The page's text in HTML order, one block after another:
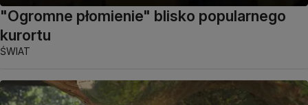
"Ogromne płomienie" blisko popularnego
kurortu
ŚWIAT